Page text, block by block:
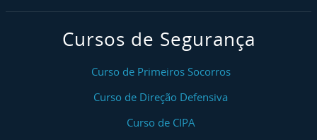
Cursos de Segurança
Curso de Primeiros Socorros
Curso de Direção Defensiva
Curso de CIPA